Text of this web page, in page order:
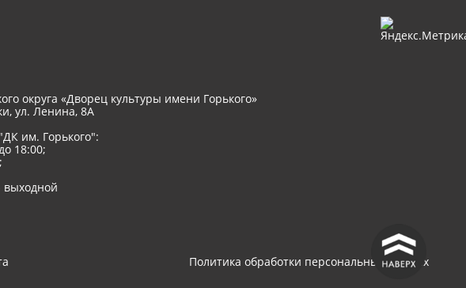
^
округа «Дворец культуры имени Горького»
ул. Ленина, 8A
им. Горького":
18:00;
выходной
Политика обработки персональных данных